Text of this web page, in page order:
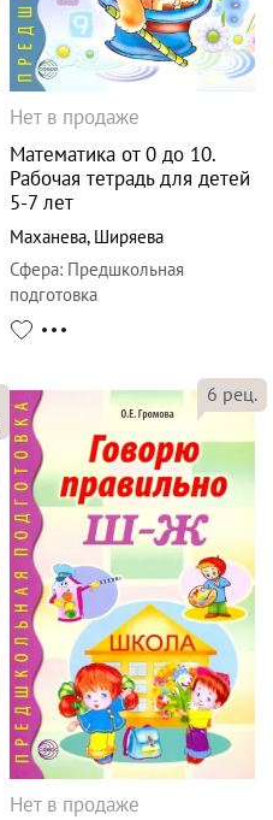
Нет в продаже
Математика от 0 до 10.
Рабочая тетрадь для детей
5-7 лет
Маханева, Ширяева
Сфера: Предшкольная
подготовка
6 рец.
Нет в продаже